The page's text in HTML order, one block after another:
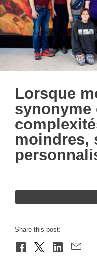
Lorsque
synonyme
moindres,
Share this post: